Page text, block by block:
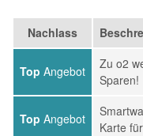
Nachlass
Top Angebot
Zu o2
Sparen!
Top Angebot
Karte